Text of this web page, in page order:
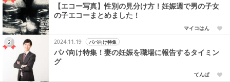
【エコー写真】性別の見分け方！妊娠週で男の子女
の子エコーまとめました！
マイコはん
2024.11.19
パパ向け特集
パパ向け特集！妻の妊娠を職場に報告するタイミン
グ
てんぱ